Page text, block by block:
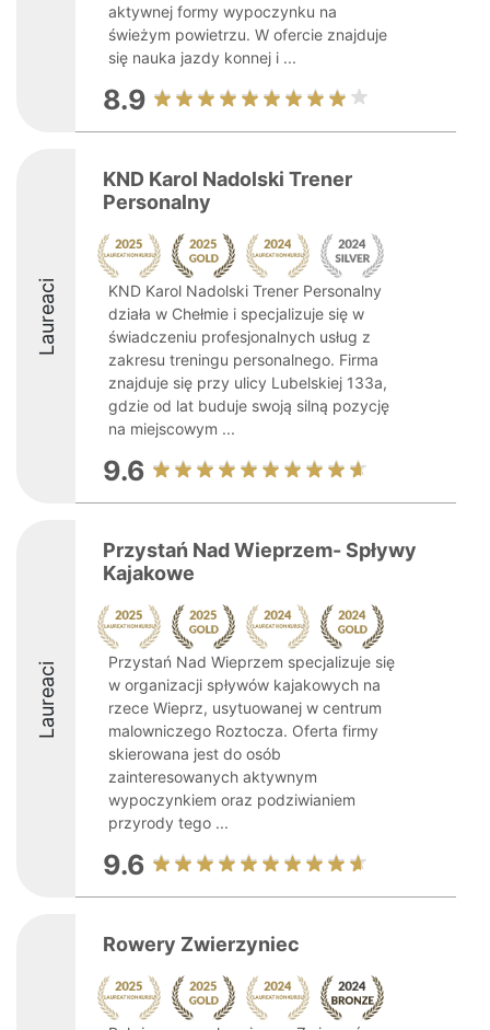
aktywnej formy wypoczynku na
świeżym powietrzu. W ofercie znajduje
się nauka jazdy konnej i ...
8.9
Laureaci
KND Karol Nadolski Trener
Personalny
KND Karol Nadolski Trener Personalny
działa w Chełmie i specjalizuje się w
świadczeniu profesjonalnych usług z
zakresu treningu personalnego. Firma
znajduje się przy ulicy Lubelskiej 133a,
gdzie od lat buduje swoją silną pozycję
na miejscowym ...
9.6
Laureaci
Przystań Nad Wieprzem- Spływy
Kajakowe
Przystań Nad Wieprzem specjalizuje się
w organizacji spływów kajakowych na
rzece Wieprz, usytuowanej w centrum
malowniczego Roztocza. Oferta firmy
skierowana jest do osób
zainteresowanych aktywnym
wypoczynkiem oraz podziwianiem
przyrody tego ...
9.6
Rowery Zwierzyniec